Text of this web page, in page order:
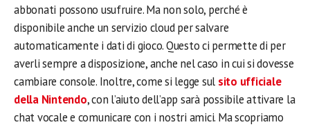
abbonati possono usufruire. Ma non solo, perché è
disponibile anche un servizio cloud per salvare
automaticamente i dati di gioco. Questo ci permette di per
averli sempre a disposizione, anche nel caso in cui si dovesse
cambiare console. Inoltre, come si legge sul sito ufficiale
della Nintendo, con l’aiuto dell’app sarà possibile attivare la
chat vocale e comunicare con i nostri amici. Ma scopriamo